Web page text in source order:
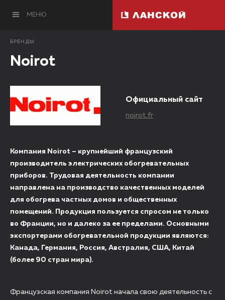
МЕНЮ
БРЕНДЫ
Noirot
Официальный сайт
noirot.fr
Компания Noirot – крупнейший французский
производитель электрических обогревательных
приборов. Трудовая деятельность компании
направлена на производство качественных моделей
для обогрева частных домов и общественных
помещений. Продукция пользуется спросом не только
во Франции, но и далеко за ее пределами. Основными
экспортерами обогревательной продукции являются:
Канада, Германия, Россия, Австралия, США, Китай
(более 90 стран мира).
Французская компания Noirot начала свою деятельность с